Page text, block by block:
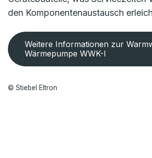
den Komponentenaustausch
Weitere Informationen zur
Wärmepumpe WWK-I
© Stiebel Eltron